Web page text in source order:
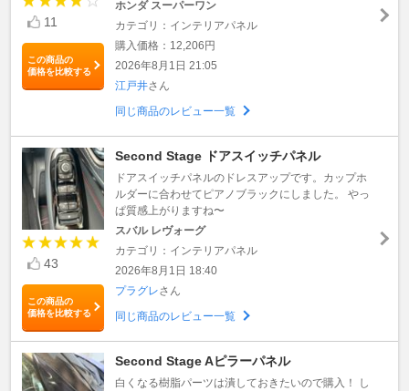
11
この商品の
価格を比較する
ホンダ スーパーワン
カテゴリ：インテリアパネル
購入価格：12,206円
2026年8月1日 21:05
江戸井さん
同じ商品のレビュー一覧
43
この商品の
価格を比較する
Second Stage ドアスイッチパネル
ドアスイッチパネルのドレスアップです。カップホ
ルダーに合わせてピアノブラックにしました。 やっ
ぱ質感上がりますね〜
スバル レヴォーグ
カテゴリ：インテリアパネル
2026年8月1日 18:40
プラグレさん
同じ商品のレビュー一覧
Second Stage Aピラーパネル
白くなる樹脂パーツは潰しておきたいので購入！ し